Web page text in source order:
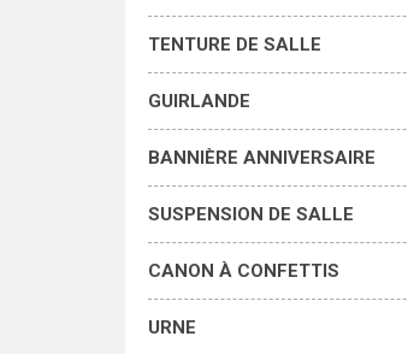
TENTURE DE SALLE
GUIRLANDE
BANNIÈRE ANNIVERSAIRE
SUSPENSION DE SALLE
CANON À CONFETTIS
URNE